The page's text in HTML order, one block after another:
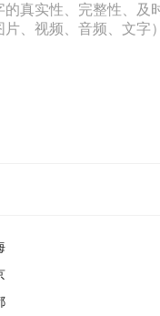
真实性、完整性、
、视频、音频、文